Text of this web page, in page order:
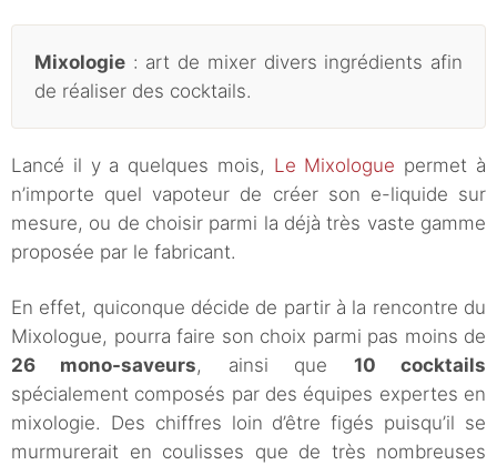
Mixologie : art de mixer divers ingrédients afin
de réaliser des cocktails.
Lancé il y a quelques mois, Le Mixologue permet à
n’importe quel vapoteur de créer son e-liquide sur
mesure, ou de choisir parmi la déjà très vaste gamme
proposée par le fabricant.
En effet, quiconque décide de partir à la rencontre du
Mixologue, pourra faire son choix parmi pas moins de
26 mono-saveurs, ainsi que 10 cocktails
spécialement composés par des équipes expertes en
mixologie. Des chiffres loin d’être figés puisqu’il se
murmurerait en coulisses que de très nombreuses